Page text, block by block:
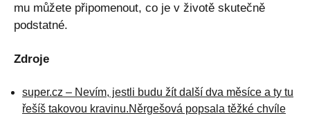
mu můžete připomenout, co je v životě skutečně
podstatné.
Zdroje
super.cz – Nevím, jestli budu žít další dva měsíce a ty tu
řešíš takovou kravinu.Něrgešová popsala těžké chvíle